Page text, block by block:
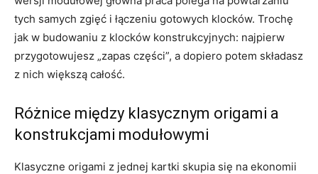
tych samych zgięć i łączeniu gotowych klocków. Trochę
jak w budowaniu z klocków konstrukcyjnych: najpierw
przygotowujesz „zapas części”, a dopiero potem składasz
z nich większą całość.
Różnice między klasycznym origami a
konstrukcjami modułowymi
Klasyczne origami z jednej kartki skupia się na ekonomii